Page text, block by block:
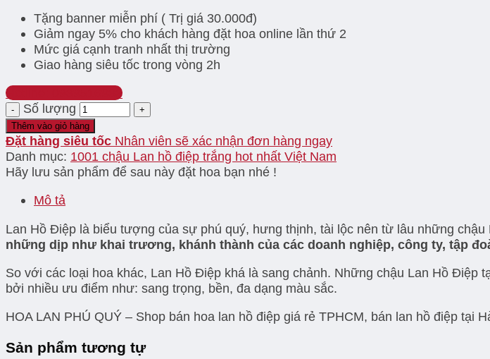
Tặng banner miễn phí ( Trị giá 30.000đ)
Giảm ngay 5% cho khách hàng đặt hoa online lần thứ 2
Mức giá cạnh tranh nhất thị trường
Giao hàng siêu tốc trong vòng 2h
Hotline: 0939516933
Số lượng
Thêm vào giỏ hàng
Đặt hàng siêu tốc Nhân viên sẽ xác nhận đơn hàng ngay
Danh mục: 1001 chậu Lan hồ điệp trắng hot nhất Việt Nam
Hãy lưu sản phẩm để sau này đặt hoa bạn nhé !
Mô tả
Lan Hồ Điệp là biểu tượng của sự phú quý, hưng thịnh, tài lộc nên từ lâu những chậu
những dịp như khai trương, khánh thành của các doanh nghiệp, công ty, tập
So với các loại hoa khác, Lan Hồ Điệp khá là sang chảnh. Những chậu Lan Hồ Điệp
bởi nhiều ưu điểm như: sang trọng, bền, đa dạng màu sắc.
HOA LAN PHÚ QUÝ – Shop bán hoa lan hồ điệp giá rẻ TPHCM, bán lan hồ điệp tại
Sản phẩm tương tự